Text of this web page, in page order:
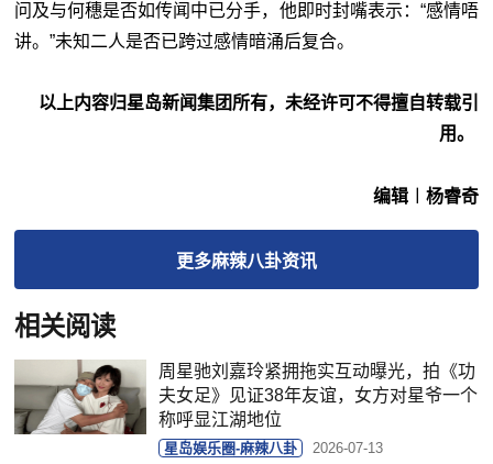
问及与何穗是否如传闻中已分手，他即时封嘴表示：“感情唔
讲。”未知二人是否已跨过感情暗涌后复合。
以上内容归星岛新闻集团所有，未经许可不得擅自转载引
用。
编辑︱杨睿奇
更多麻辣八卦资讯
相关阅读
周星驰刘嘉玲紧拥拖实互动曝光，拍《功
夫女足》见证38年友谊，女方对星爷一个
称呼显江湖地位
星岛娱乐圈-麻辣八卦 2026-07-13